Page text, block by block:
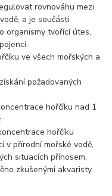
rovnováhu mezi
a je součástí
organismy tvořící útes,
ve všech mořských a
požadovaných
hořčíku nad 1
hořčíku
v přírodní mořské vodě,
situacích přínosem,
zkušenými akvaristy.